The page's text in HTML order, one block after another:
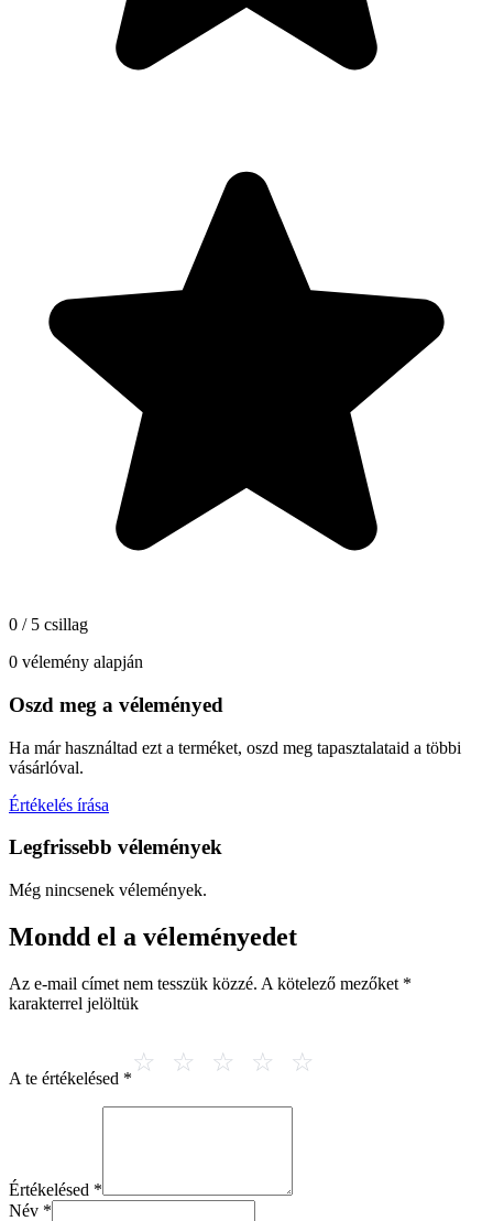
0 / 5 csillag
0 vélemény alapján
Oszd meg a véleményed
Ha már használtad ezt a terméket, oszd meg tapasztalataid a többi
vásárlóval.
Értékelés írása
Legfrissebb vélemények
Még nincsenek vélemények.
Mondd el a véleményedet
Az e-mail címet nem tesszük közzé. A kötelező mezőket *
karakterrel jelöltük
A te értékelésed *
Értékelésed *
Név *